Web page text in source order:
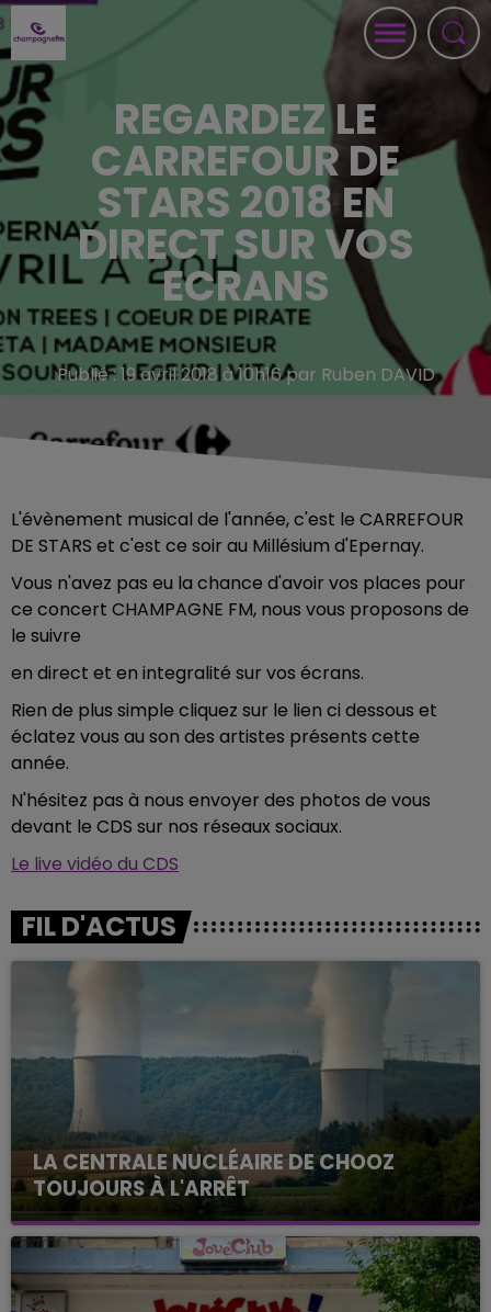
REGARDEZ LE
CARREFOUR DE
STARS 2018 EN
DIRECT SUR VOS
ECRANS
Publié : 19 avril 2018 à 10h16 par Ruben DAVID
L'évènement musical de l'année, c'est le CARREFOUR
DE STARS et c'est ce soir au Millésium d'Epernay.
Vous n'avez pas eu la chance d'avoir vos places pour
ce concert CHAMPAGNE FM, nous vous proposons de
le suivre
en direct et en integralité sur vos écrans.
Rien de plus simple cliquez sur le lien ci dessous et
éclatez vous au son des artistes présents cette
année.
N'hésitez pas à nous envoyer des photos de vous
devant le CDS sur nos réseaux sociaux.
Le live vidéo du CDS
FIL D'ACTUS
LA CENTRALE NUCLÉAIRE DE CHOOZ
TOUJOURS À L'ARRÊT
Cela fait déjà une semaine que la centrale
nucléaire ardennaise est à l'arrêt. Une situation
justifiée par la sécheresse intense qui est toujours
présente.